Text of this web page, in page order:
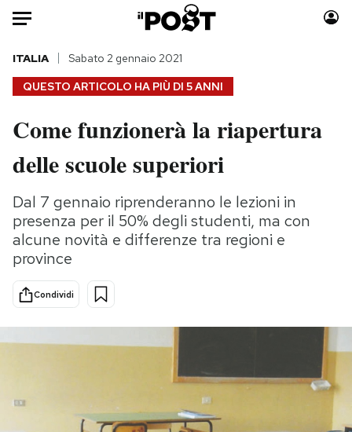
Auto
HOME
Italia
Politica
Tecnologia
Internet
Scienza
Cultura
Economia
Moda
Consumismi
Storie/Idee
Ok Boomer!
Media
QUESTO ARTICOLO HA PIÙ DI 5 ANNI
ITALIA Sabato 2 gennaio 2021
Come funzionerà la riapertura
delle scuole superiori
Dal 7 gennaio riprenderanno le lezioni in
presenza per il 50% degli studenti, ma con
alcune novità e differenze tra regioni e
province
Condividi